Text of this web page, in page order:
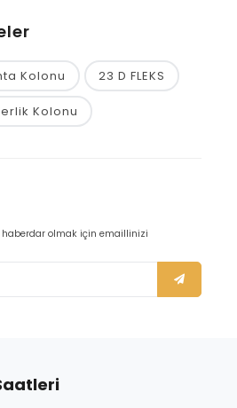
Kolonu 23 D FLEKS
Kolonu
olmak için emaillinizi